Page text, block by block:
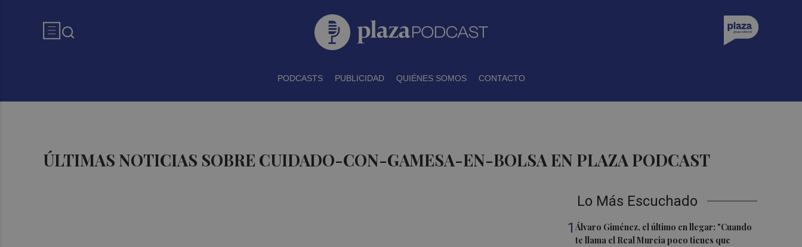
PODCASTS PUBLICIDAD QUIÉNES SOMOS CONTACTO
ÚLTIMAS NOTICIAS SOBRE CUIDADO-CON-GAMESA-EN-BOLSA EN PLAZA PODCAST
Lo Más Escuchado
1Álvaro Giménez, el último en llegar: "Cuando
te llama el Real Murcia poco tienes que